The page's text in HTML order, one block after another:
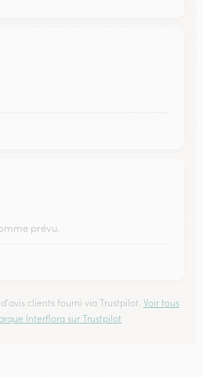
prévu.
clients fourni via Trustpilot. Voir tous
Interflora sur Trustpilot